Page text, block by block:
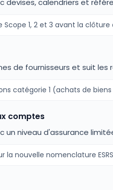
devises, calendriers et
1, 2 et 3 avant la clôture
de fournisseurs et suit les
catégorie 1 (achats de
comptes
un niveau d'assurance
nouvelle nomenclature ESRS